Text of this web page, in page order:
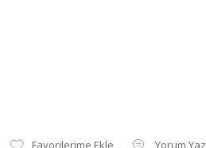
Yorum Yaz